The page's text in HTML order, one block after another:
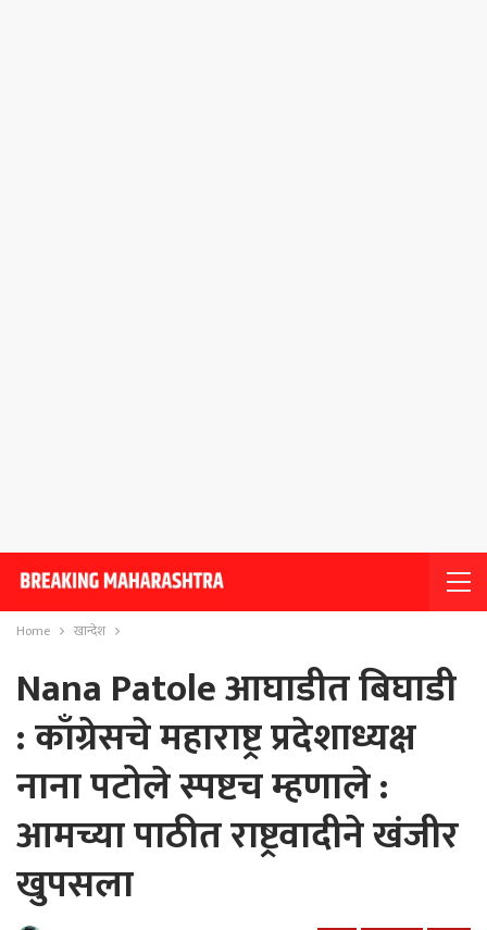
Home खान्देश
Nana Patole आघाडीत बिघाडी
: काँग्रेसचे महाराष्ट्र प्रदेशाध्यक्ष
नाना पटोले स्पष्टच म्हणाले :
आमच्या पाठीत राष्ट्रवादीने खंजीर
खुपसला